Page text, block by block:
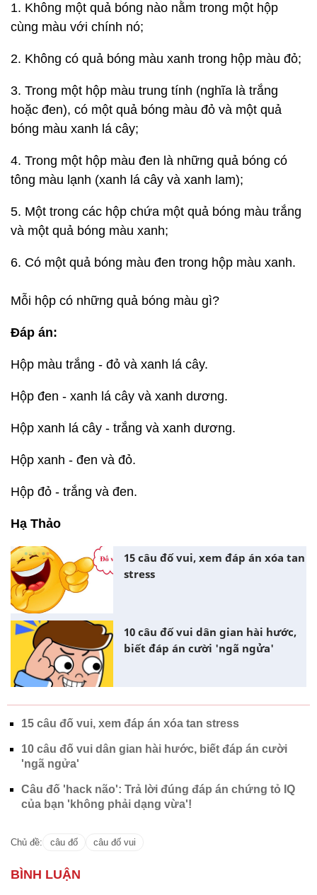
1. Không một quả bóng nào nằm trong một hộp
cùng màu với chính nó;
2. Không có quả bóng màu xanh trong hộp màu đỏ;
3. Trong một hộp màu trung tính (nghĩa là trắng
hoặc đen), có một quả bóng màu đỏ và một quả
bóng màu xanh lá cây;
4. Trong một hộp màu đen là những quả bóng có
tông màu lạnh (xanh lá cây và xanh lam);
5. Một trong các hộp chứa một quả bóng màu trắng
và một quả bóng màu xanh;
6. Có một quả bóng màu đen trong hộp màu xanh.
Mỗi hộp có những quả bóng màu gì?
Đáp án:
Hộp màu trắng - đỏ và xanh lá cây.
Hộp đen - xanh lá cây và xanh dương.
Hộp xanh lá cây - trắng và xanh dương.
Hộp xanh - đen và đỏ.
Hộp đỏ - trắng và đen.
Hạ Thảo
15 câu đố vui, xem đáp án xóa tan
stress
10 câu đố vui dân gian hài hước,
biết đáp án cười 'ngã ngửa'
15 câu đố vui, xem đáp án xóa tan stress
10 câu đố vui dân gian hài hước, biết đáp án cười
'ngã ngửa'
Câu đố 'hack não': Trả lời đúng đáp án chứng tỏ IQ
của bạn 'không phải dạng vừa'!
Chủ đề: câu đố câu đố vui